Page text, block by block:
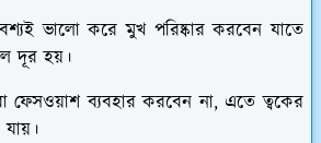
ভালো করে মুখ পরিষ্কার করবেন যাতে
দূর হয়।
ফেসওয়াশ ব্যবহার করবেন না, এতে ত্বকের
যায়।